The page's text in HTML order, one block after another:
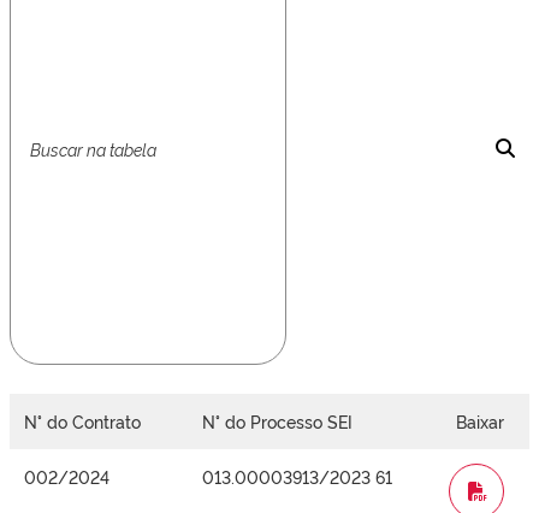
N° do Contrato N° do Processo SEI Baixar
002/2024 013.00003913/2023 61
WORD